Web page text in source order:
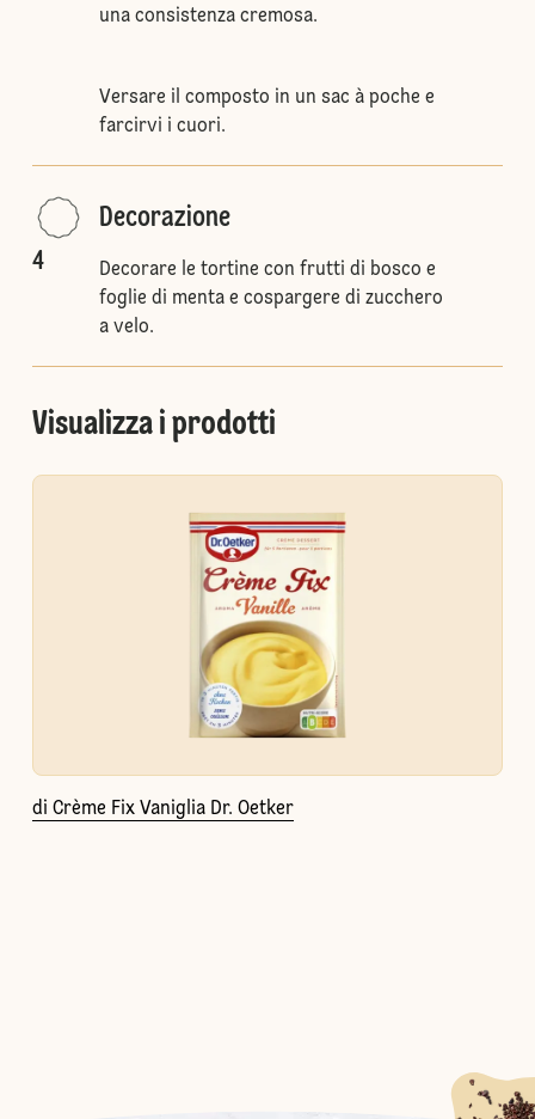
una consistenza cremosa.
Versare il composto in un sac à poche e
farcirvi i cuori.
4
Decorazione
Decorare le tortine con frutti di bosco e
foglie di menta e cospargere di zucchero
a velo.
Visualizza i prodotti
di Crème Fix Vaniglia Dr. Oetker